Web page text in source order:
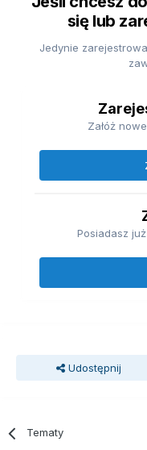
się lub
Jedynie
Załóż
Posiadasz
Udostępnij
Tematy